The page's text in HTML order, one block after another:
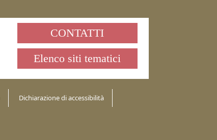
CONTATTI
Elenco siti tematici
Dichiarazione di accessibilità